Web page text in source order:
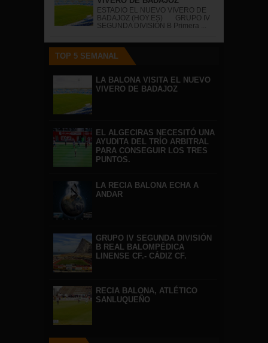
ESTADIO EL NUEVO VIVERO DE
BADAJOZ (HOY.ES) GRUPO IV
SEGUNDA DIVISIÓN B Primera ...
TOP 5 SEMANAL
LA BALONA VISITA EL NUEVO
VIVERO DE BADAJOZ
EL ALGECIRAS NECESITÓ UNA
AYUDITA DEL TRÍO ARBITRAL
PARA CONSEGUIR LOS TRES
PUNTOS.
LA RECIA BALONA ECHA A
ANDAR
GRUPO IV SEGUNDA DIVISIÓN
B REAL BALOMPÉDICA
LINENSE CF.- CÁDIZ CF.
RECIA BALONA, ATLÉTICO
SANLUQUEÑO